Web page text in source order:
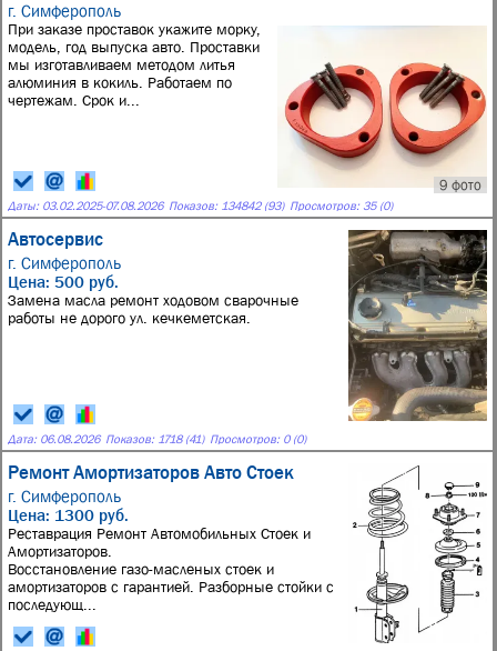
г. Симферополь
9 фото
При заказе проставок укажите морку,
модель, год выпуска авто. Проставки
мы изготавливаем методом литья
алюминия в кокиль. Работаем по
чертежам. Срок и...
Даты: 03.02.2025-07.08.2026 Показов: 134842 (93) Просмотров: 35 (0)
Автосервис
г. Симферополь
Цена: 500 руб.
Замена масла ремонт ходовом сварочные
работы не дорого ул. кечкеметская.
Дата: 06.08.2026 Показов: 1718 (41) Просмотров: 0 (0)
Ремонт Амортизаторов Авто Стоек
г. Симферополь
Цена: 1300 руб.
Реставрация Ремонт Автомобильных Стоек и
Амортизаторов.
Восстановление газо-масленых стоек и
амортизаторов с гарантией. Разборные стойки с
последующ...